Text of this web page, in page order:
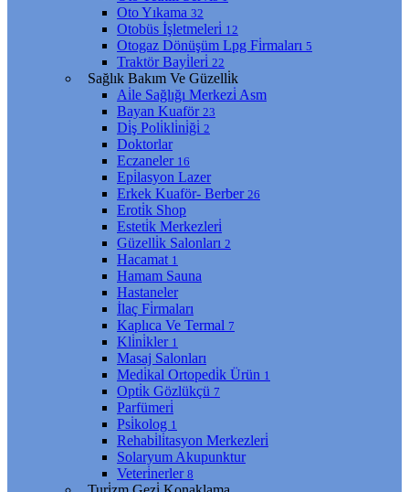
Oto Yıkama 32
Otobüs İşletmeleri̇ 12
Otogaz Dönüşüm Lpg Fi̇rmaları 5
Traktör Bayi̇leri̇ 22
Sağlık Bakım Ve Güzelli̇k
Ai̇le Sağlığı Merkezi̇ Asm
Bayan Kuaför 23
Di̇ş Poli̇kli̇ni̇ği̇ 2
Doktorlar
Eczaneler 16
Epi̇lasyon Lazer
Erkek Kuaför- Berber 26
Eroti̇k Shop
Esteti̇k Merkezleri̇
Güzelli̇k Salonları 2
Hacamat 1
Hamam Sauna
Hastaneler
İlaç Fi̇rmaları
Kaplıca Ve Termal 7
Kli̇ni̇kler 1
Masaj Salonları
Medi̇kal Ortopedi̇k Ürün 1
Opti̇k Gözlükçü 7
Parfümeri̇
Psi̇kolog 1
Rehabi̇li̇tasyon Merkezleri̇
Solaryum Akupunktur
Veteri̇nerler 8